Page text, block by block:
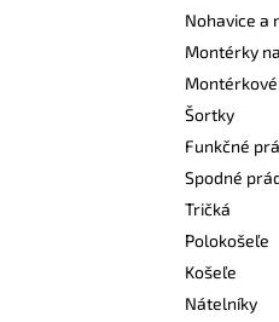
Nohavice a
Montérky
Šortky
Funkčné
Spodné
Tričká
Polokošeľe
Košeľe
Nátelníky
6938 S1 P SRC
€120,60